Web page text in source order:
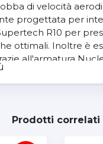
di velocità
progettata per
R10 per
ottimali. Inoltre è
all'armatura
in morbida pelle
Prodotti correlati